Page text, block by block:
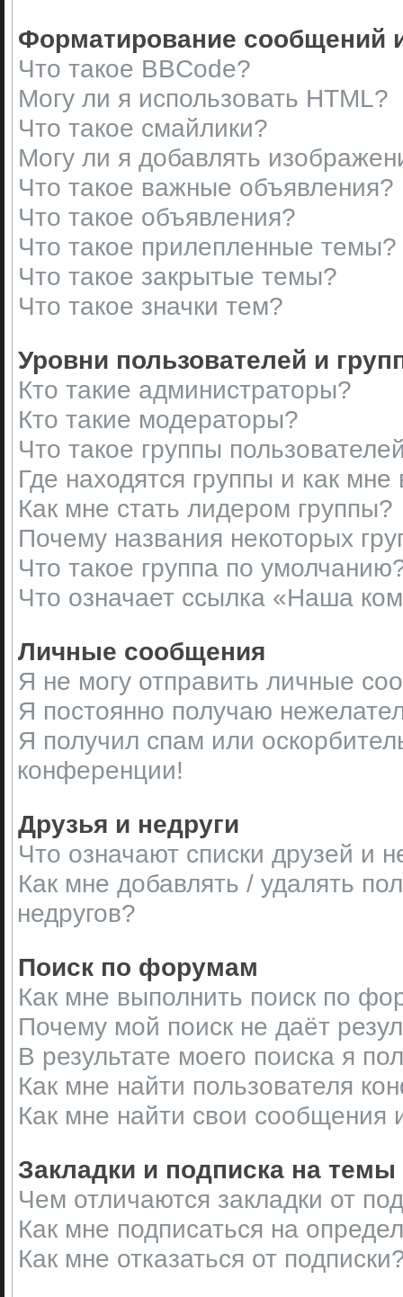
Форматирование сообщений
Что такое BBCode?
Могу ли я использовать HTML?
Что такое смайлики?
Могу ли я добавлять
Что такое важные объявления?
Что такое объявления?
Что такое прилепленные темы?
Что такое закрытые темы?
Что такое значки тем?
Уровни пользователей и
Кто такие администраторы?
Кто такие модераторы?
Что такое группы
Где находятся группы и как мне
Как мне стать лидером группы?
Почему названия некоторых
Что такое группа по
Что означает ссылка «Наша
Личные сообщения
Я не могу отправить личные
Я постоянно получаю
Я получил спам или
конференции!
Друзья и недруги
Что означают списки друзей и
Как мне добавлять / удалять
недругов?
Поиск по форумам
Как мне выполнить поиск по
Почему мой поиск не даёт
В результате моего поиска я
Как мне найти пользователя
Как мне найти свои
Закладки и подписка на темы
Чем отличаются закладки от
Как мне подписаться на
Как мне отказаться от